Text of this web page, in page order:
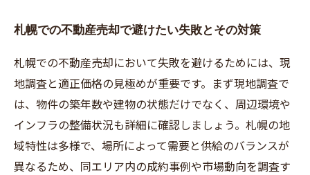
札幌での不動産売却で避けたい失敗とその対策
札幌での不動産売却において失敗を避けるためには、現
地調査と適正価格の見極めが重要です。まず現地調査で
は、物件の築年数や建物の状態だけでなく、周辺環境や
インフラの整備状況も詳細に確認しましょう。札幌の地
域特性は多様で、場所によって需要と供給のバランスが
異なるため、同エリア内の成約事例や市場動向を調査す